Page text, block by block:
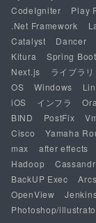
CodeIgniter
Play
.Net Framework
Catalyst
Dancer
Kitura
Spring Boot
Next.js
ライブラリ
OS
Windows
iOS
インフラ
BIND
PostFix
Cisco
Yamaha
max
after effects
Hadoop
BackUP Exec
OpenView
Photoshop/